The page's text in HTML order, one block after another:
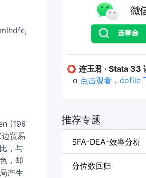
(196
贸易
，与
，却
产生
⭕ 连玉君 · Stata 33
o 点击观看 ， dofile
推荐专题
SFA-DEA-效率分析
分位数回归